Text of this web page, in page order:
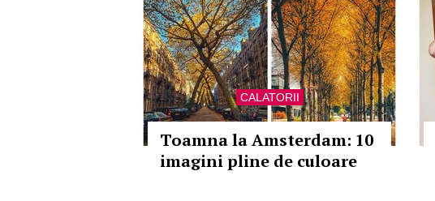
CALATORII
Toamna la Amsterdam: 10
imagini pline de culoare